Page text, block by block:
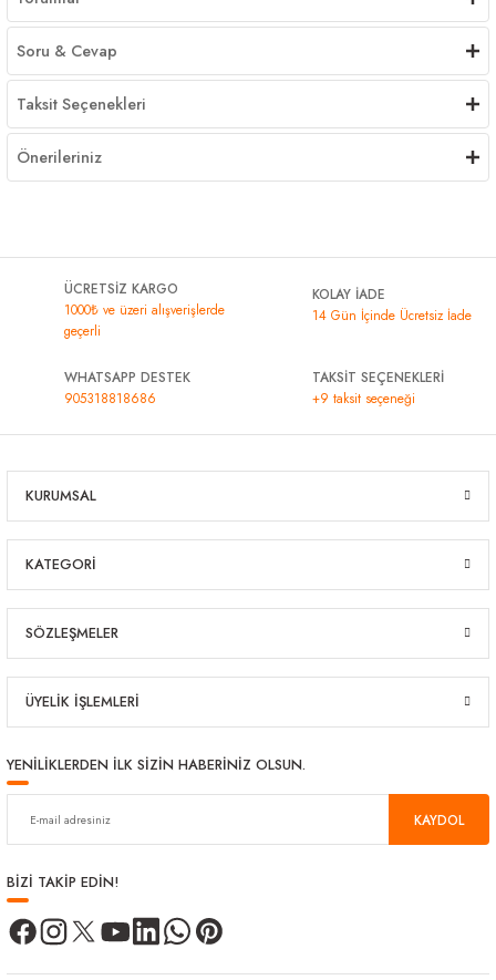
Soru & Cevap
Taksit Seçenekleri
Önerileriniz
ÜCRETSİZ KARGO
1000₺ ve üzeri alışverişlerde
geçerli
KOLAY İADE
14 Gün İçinde Ücretsiz İade
WHATSAPP DESTEK
905318818686
TAKSİT SEÇENEKLERİ
+9 taksit seçeneği
KURUMSAL
KATEGORİ
SÖZLEŞMELER
ÜYELİK İŞLEMLERİ
YENİLİKLERDEN İLK SİZİN HABERİNİZ OLSUN.
KAYDOL
BİZİ TAKİP EDİN!